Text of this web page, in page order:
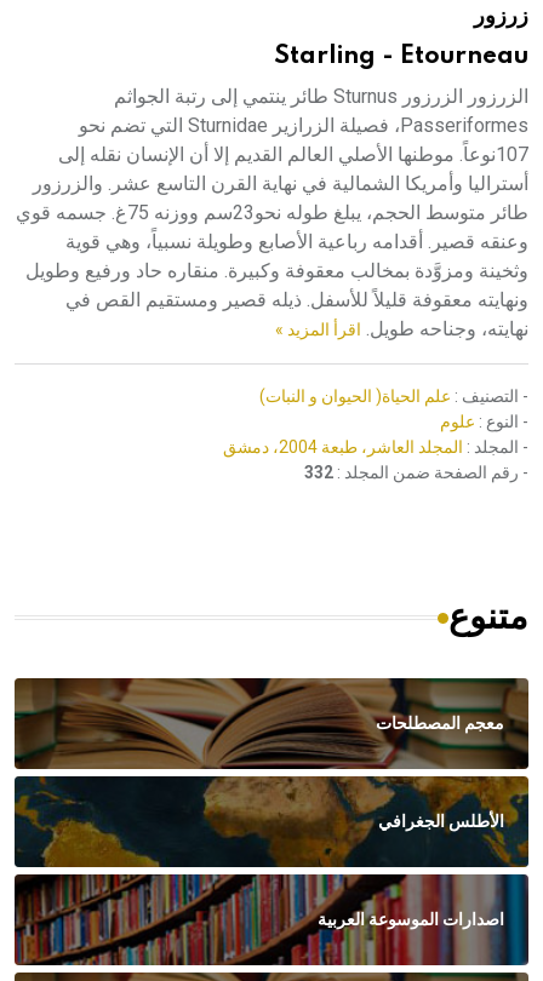
زرزور
Starling - Etourneau
الزرزور الزرزور Sturnus طائر ينتمي إلى رتبة الجواثم
Passeriformes، فصيلة الزرازير Sturnidae التي تضم نحو
107نوعاً. موطنها الأصلي العالم القديم إلا أن الإنسان نقله إلى
أستراليا وأمريكا الشمالية في نهاية القرن التاسع عشر. والزرزور
طائر متوسط الحجم، يبلغ طوله نحو23سم ووزنه 75غ. جسمه قوي
وعنقه قصير. أقدامه رباعية الأصابع وطويلة نسبياً، وهي قوية
وثخينة ومزوَّدة بمخالب معقوفة وكبيرة. منقاره حاد ورفيع وطويل
ونهايته معقوفة قليلاً للأسفل. ذيله قصير ومستقيم القص في
نهايته، وجناحه طويل. اقرأ المزيد »
- التصنيف : علم الحياة( الحيوان و النبات)
- النوع : علوم
- المجلد : المجلد العاشر، طبعة 2004، دمشق
- رقم الصفحة ضمن المجلد : 332
متنوع
معجم المصطلحات
الأطلس الجغرافي
اصدارات الموسوعة العربية